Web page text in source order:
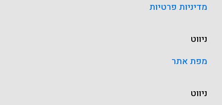
מדיניות פרטיות
ניווט
מפת אתר
ניווט